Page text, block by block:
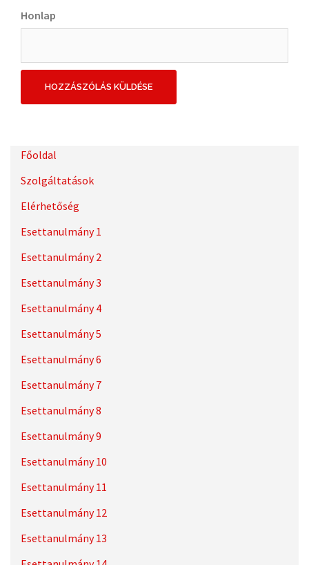
Honlap
Főoldal
Szolgáltatások
Elérhetőség
Esettanulmány 1
Esettanulmány 2
Esettanulmány 3
Esettanulmány 4
Esettanulmány 5
Esettanulmány 6
Esettanulmány 7
Esettanulmány 8
Esettanulmány 9
Esettanulmány 10
Esettanulmány 11
Esettanulmány 12
Esettanulmány 13